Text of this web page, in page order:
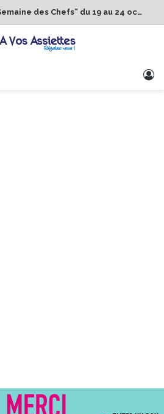
1er Édition de “La Semaine des Chefs” du 19 au 24 octobre 2026